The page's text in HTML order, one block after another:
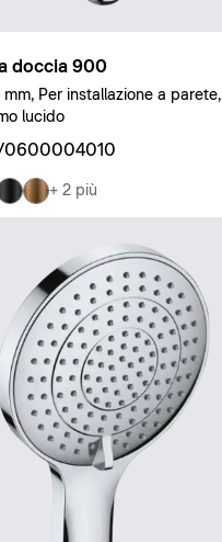
doccia 900
Per installazione a parete,
lucido
+ 2 più